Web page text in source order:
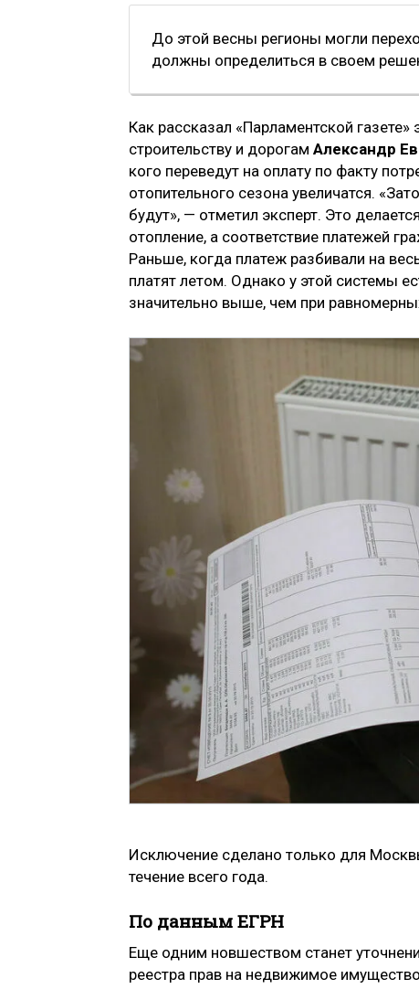
До этой весны регионы могли
должны определиться в своем
Как рассказал «Парламентской
строительству и дорогам Александр
кого переведут на оплату по факту
отопительного сезона увеличатся.
будут», — отметил эксперт. Это
отопление, а соответствие платежей
Раньше, когда платеж разбивали на
платят летом. Однако у этой системы
значительно выше, чем при
Исключение сделано только для
течение всего года.
По данным ЕГРН
Еще одним новшеством станет
реестра прав на недвижимое